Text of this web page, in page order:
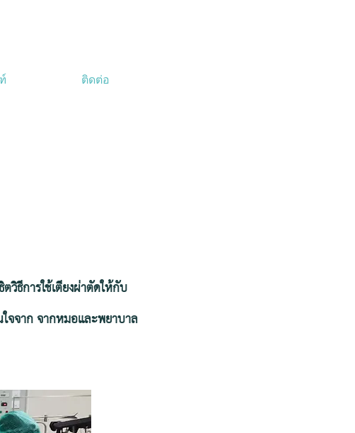
ติดต่อ
การใช้เตียงผ่าตัดให้กับ
จจาก จากหมอและพยาบาล